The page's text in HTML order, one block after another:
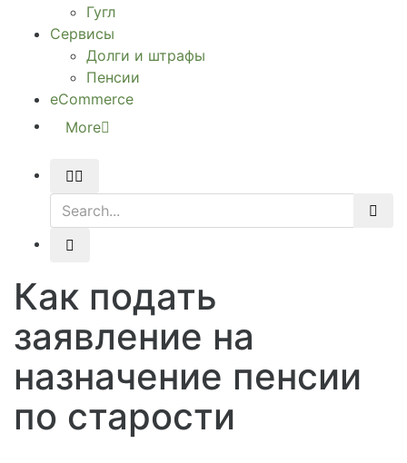
Гугл
Сервисы
Долги и штрафы
Пенсии
eCommerce
More
Как подать
заявление на
назначение пенсии
по старости